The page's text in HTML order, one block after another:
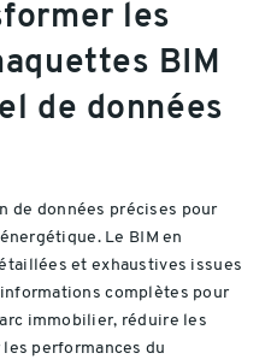
les
BIM
de données
de données précises pour
Le BIM en
et exhaustives issues
complètes pour
immobilier, réduire les
performances du